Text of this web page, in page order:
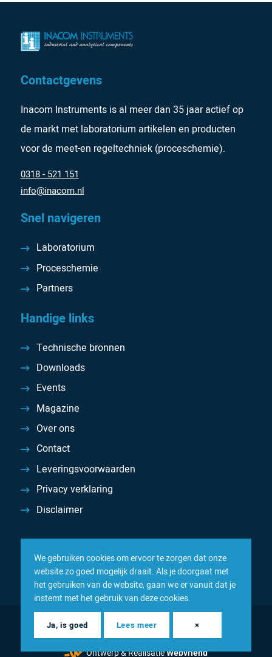
Contactgevens
Inacom Instruments is al meer dan 35 jaar actief op
de markt met laboratorium artikelen en producten
voor de meet-en regeltechniek (proceschemie).
0318 - 521 151
info@inacom.nl
Snel navigeren
Laboratorium
Proceschemie
Partners
Handige links
Technische bronnen
Downloads
Events
Magazine
Over ons
Contact
Leveringsvoorwaarden
Privacy verklaring
Disclaimer
© 2026 Inacom — Sterk in spareparts, consumables en
componenten
Ontwerp & RealisatieWebvriend
We gebruiken cookies om ervoor te zorgen dat onze
website zo goed mogelijk draait. Als je doorgaat met
het gebruiken van de website, gaan we er vanuit dat je
instemt met het gebruik van deze cookies.
Ja, is goed Lees meer ×